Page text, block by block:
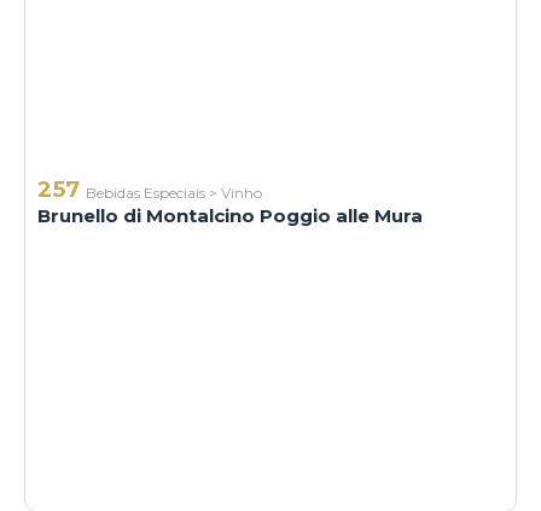
257 Bebidas Especiais > Vinho
Brunello di Montalcino Poggio alle Mura